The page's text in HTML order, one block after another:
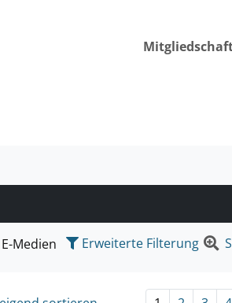
suchen wollen.
E-Medien Erweiterte Filterung